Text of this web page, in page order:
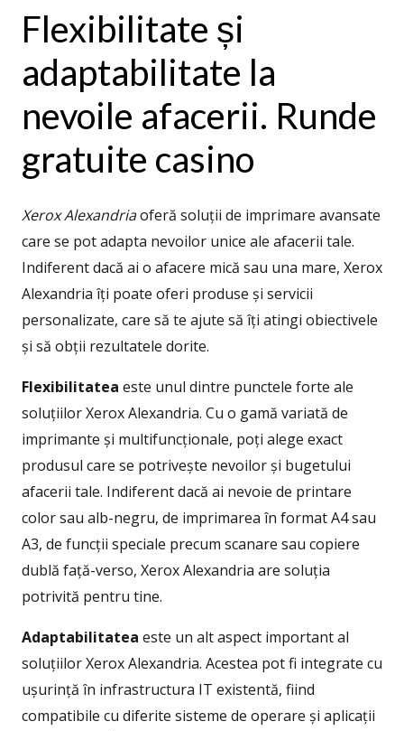
Flexibilitate și
adaptabilitate la
nevoile afacerii. Runde
gratuite casino
Xerox Alexandriaoferă soluții de imprimare avansate
care se pot adapta nevoilor unice ale afacerii tale.
Indiferent dacă ai o afacere mică sau una mare, Xerox
Alexandria îți poate oferi produse și servicii
personalizate, care să te ajute să îți atingi obiectivele
și să obții rezultatele dorite.
Flexibilitatea este unul dintre punctele forte ale
soluțiilor Xerox Alexandria. Cu o gamă variată de
imprimante și multifuncționale, poți alege exact
produsul care se potrivește nevoilor și bugetului
afacerii tale. Indiferent dacă ai nevoie de printare
color sau alb-negru, de imprimarea în format A4 sau
A3, de funcții speciale precum scanare sau copiere
dublă față-verso, Xerox Alexandria are soluția
potrivită pentru tine.
Adaptabilitatea este un alt aspect important al
soluțiilor Xerox Alexandria. Acestea pot fi integrate cu
ușurință în infrastructura IT existentă, fiind
compatibile cu diferite sisteme de operare și aplicații